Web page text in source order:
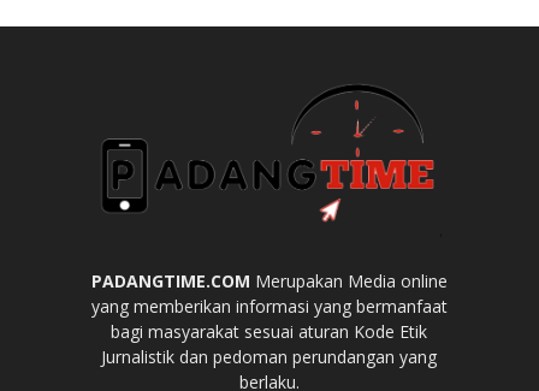
PADANGTIME.COM Merupakan Media online
yang memberikan informasi yang bermanfaat
bagi masyarakat sesuai aturan Kode Etik
Jurnalistik dan pedoman perundangan yang
berlaku.